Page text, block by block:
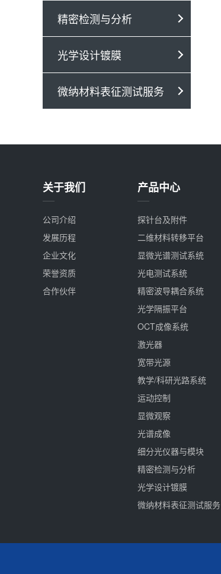
精密检测与分析
光学设计镀膜
微纳材料表征测试服务
关于我们
公司介绍
发展历程
企业文化
荣誉资质
合作伙伴
产品中心
探针台及附件
二维材料转移平台
显微光谱测试系统
光电测试系统
精密波导耦合系统
光学隔振平台
OCT成像系统
激光器
宽带光源
教学/科研光路系统
运动控制
显微观察
光谱成像
细分光仪器与模块
精密检测与分析
光学设计镀膜
微纳材料表征测试服务